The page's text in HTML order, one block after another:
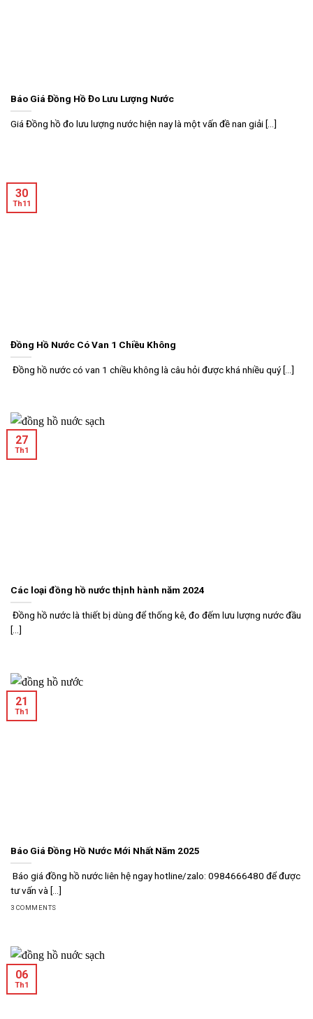
Báo Giá Đồng Hồ Đo Lưu Lượng Nước
Giá Đồng hồ đo lưu lượng nước hiện nay là một vấn đề nan giải [...]
Đồng Hồ Nước Có Van 1 Chiều Không
Đồng hồ nước có van 1 chiều không là câu hỏi được khá nhiều quý [...]
30
Th11
Các loại đồng hồ nước thịnh hành năm 2024
Đồng hồ nước là thiết bị dùng để thống kê, đo đếm lưu lượng nước đầu
[...]
27
Th1
Báo Giá Đồng Hồ Nước Mới Nhất Năm 2025
Báo giá đồng hồ nước liên hệ ngay hotline/zalo: 0984666480 để được
tư vấn và [...]
3 COMMENTS
21
Th1
06
Th1